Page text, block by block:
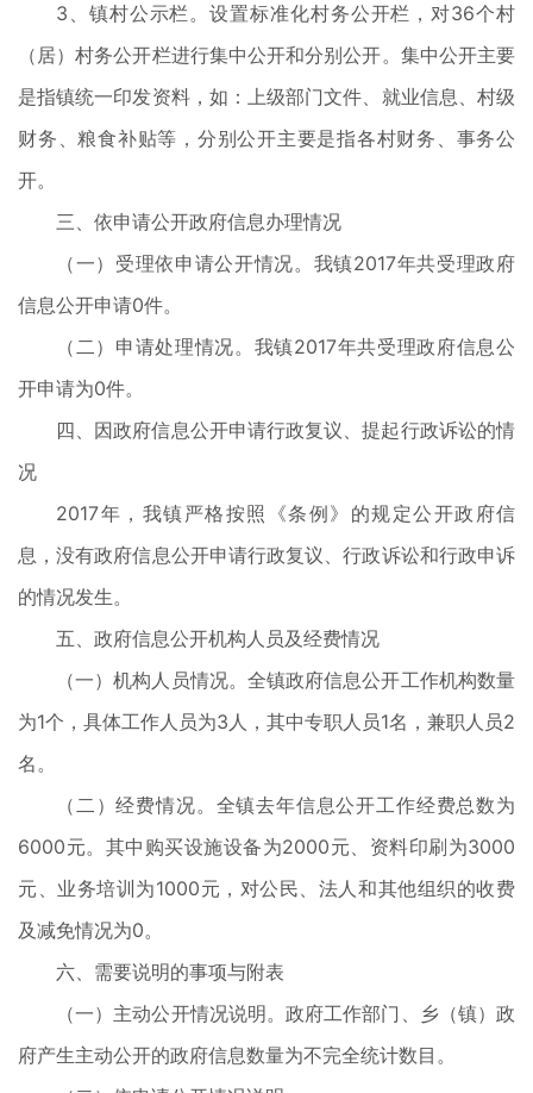
3、镇村公示栏。设置标准化村务公开栏，对36个村
（居）村务公开栏进行集中公开和分别公开。集中公开主要
是指镇统一印发资料，如：上级部门文件、就业信息、村级
财务、粮食补贴等，分别公开主要是指各村财务、事务公
开。
三、依申请公开政府信息办理情况
（一）受理依申请公开情况。我镇2017年共受理政府
信息公开申请0件。
（二）申请处理情况。我镇2017年共受理政府信息公
开申请为0件。
四、因政府信息公开申请行政复议、提起行政诉讼的情
况
2017年，我镇严格按照《条例》的规定公开政府信
息，没有政府信息公开申请行政复议、行政诉讼和行政申诉
的情况发生。
五、政府信息公开机构人员及经费情况
（一）机构人员情况。全镇政府信息公开工作机构数量
为1个，具体工作人员为3人，其中专职人员1名，兼职人员2
名。
（二）经费情况。全镇去年信息公开工作经费总数为
6000元。其中购买设施设备为2000元、资料印刷为3000
元、业务培训为1000元，对公民、法人和其他组织的收费
及减免情况为0。
六、需要说明的事项与附表
（一）主动公开情况说明。政府工作部门、乡（镇）政
府产生主动公开的政府信息数量为不完全统计数目。